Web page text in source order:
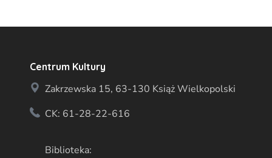
Centrum Kultury
Zakrzewska 15, 63-130 Książ Wielkopolski
CK: 61-28-22-616
Biblioteka: